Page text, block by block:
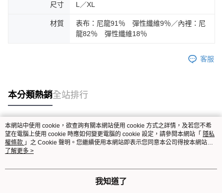
尺寸 L／XL
材質
表布：尼龍91％ 彈性纖維9％／內裡：尼
龍82％ 彈性纖維18％
客服
本分類熱銷全站排行
熱門標籤
本網站中使用 cookie，欲查詢有關本網站使用 cookie 方式之詳情，及若您不希
望在電腦上使用 cookie 時應如何變更電腦的 cookie 設定，請參閱本網站「 隱私
權條款 」之 Cookie 聲明。您繼續使用本網站即表示您同意本公司得按本網站使
用條款之 Cookie 聲明使用 cookie。
了解更多 >
我知道了